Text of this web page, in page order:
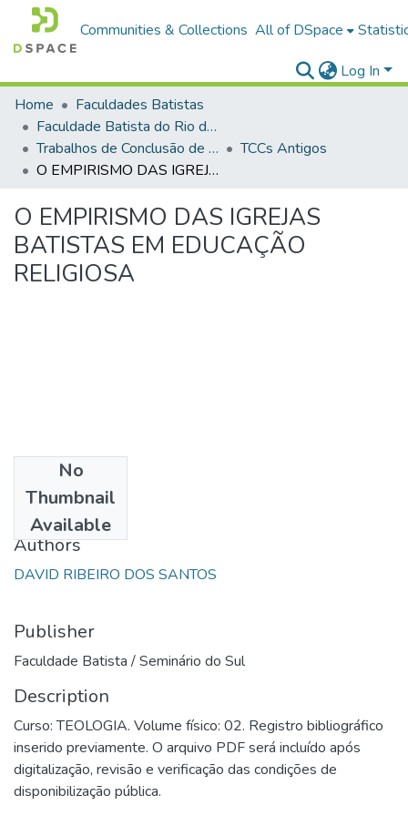
Communities & Collections All of DSpace
Log In
Home
Faculdades Batistas
Faculdade Batista do Rio de Janeiro (FABAT-RJ)
Trabalhos de Conclusão de Curso (TCC)
TCCs Antigos
O EMPIRISMO DAS IGREJAS BATISTAS EM EDUCAÇÃO RELIGIOSA
O EMPIRISMO DAS IGREJAS
BATISTAS EM EDUCAÇÃO
RELIGIOSA
No
Thumbnail
Available
1987
Authors
DAVID RIBEIRO DOS SANTOS
Publisher
Faculdade Batista / Seminário do Sul
Description
Curso: TEOLOGIA. Volume físico: 02. Registro bibliográfico
inserido previamente. O arquivo PDF será incluído após
digitalização, revisão e verificação das condições de
disponibilização pública.